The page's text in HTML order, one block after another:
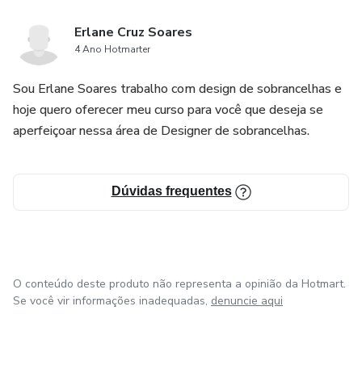
Erlane Cruz Soares
4 Ano Hotmarter
Sou Erlane Soares trabalho com design de sobrancelhas e
hoje quero oferecer meu curso para você que deseja se
aperfeiçoar nessa área de Designer de sobrancelhas.
Dúvidas frequentes
O conteúdo deste produto não representa a opinião da Hotmart.
Se você vir informações inadequadas, denuncie aqui